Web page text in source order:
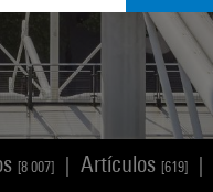
[8 007] Artículos [619]